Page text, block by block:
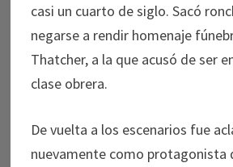
casi un cuarto de siglo. Sacó
negarse a rendir homenaje
Thatcher, a la que acusó de ser
clase obrera.
De vuelta a los escenarios fue
nuevamente como protagonista